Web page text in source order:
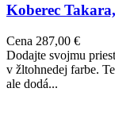
Koberec
Cena 287,00 €
Dodajte svojmu
v žltohnedej farbe.
ale dodá...